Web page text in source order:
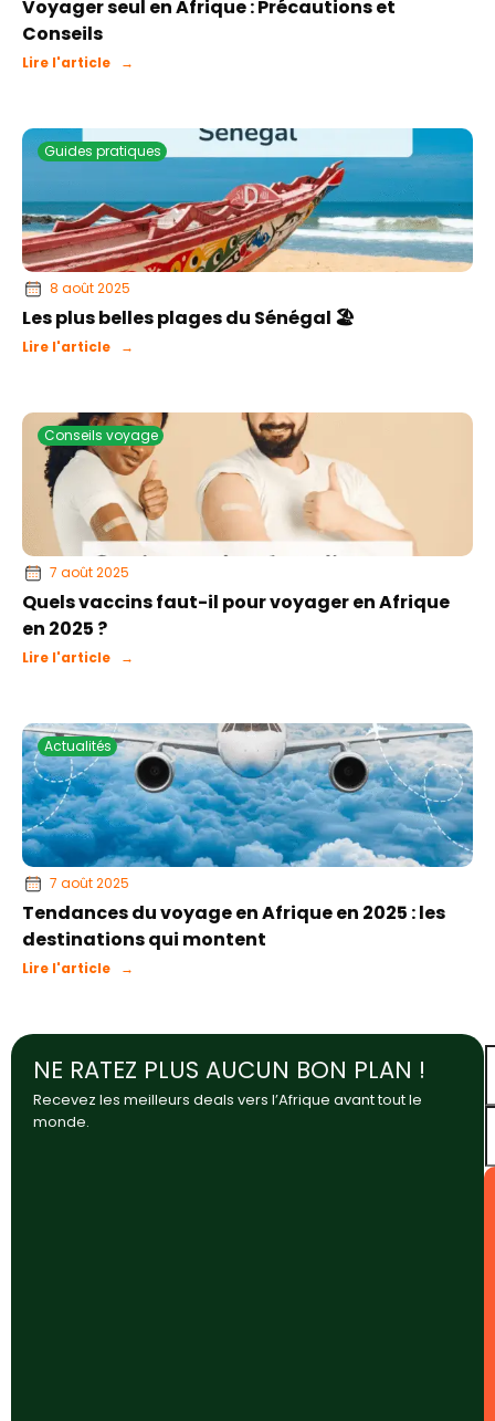
Voyager seul en Afrique : Précautions et
Conseils
Lire l'article →
Guides pratiques
8 août 2025
Les plus belles plages du Sénégal 🏖️
Lire l'article →
Conseils voyage
7 août 2025
Quels vaccins faut-il pour voyager en Afrique
en 2025 ?
Lire l'article →
Actualités
7 août 2025
Tendances du voyage en Afrique en 2025 : les
destinations qui montent
Lire l'article →
NE RATEZ PLUS AUCUN BON PLAN !
Recevez les meilleurs deals vers l’Afrique avant tout le
monde.